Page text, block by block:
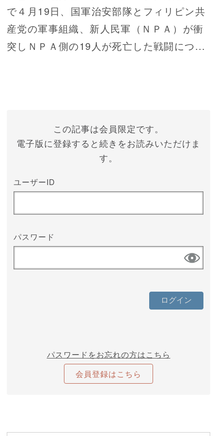
で４月19日、国軍治安部隊とフィリピン共
産党の軍事組織、新人民軍（ＮＰＡ）が衝
突しＮＰＡ側の19人が死亡した戦闘につ...
この記事は会員限定です。
電子版に登録すると続きをお読みいただけま
す。
ユーザーID
パスワード
パスワードをお忘れの方はこちら
会員登録はこちら